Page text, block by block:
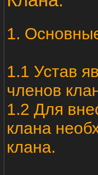
1.
1.1 Устав
членов
1.2 Для
клана
клана.